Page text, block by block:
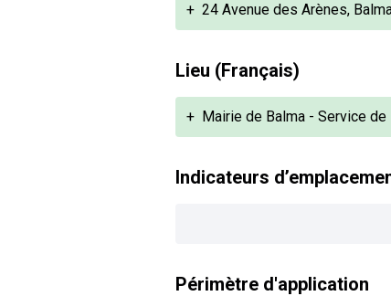
+ 24 Avenue des Arènes,
Lieu (Français)
+ Mairie de Balma - Service de
Indicateurs
Périmètre d'application